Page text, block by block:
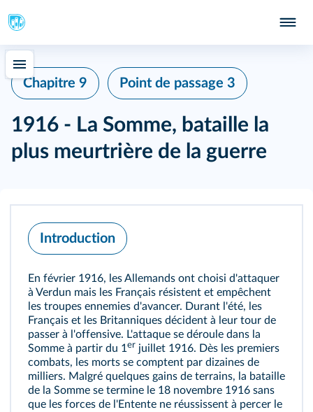
Chapitre 9 Point de passage 3
1916 - La Somme, bataille la
plus meurtrière de la guerre
Introduction
En février 1916, les Allemands ont choisi d'attaquer
à Verdun mais les Français résistent et empêchent
les troupes ennemies d'avancer. Durant l'été, les
Français et les Britanniques décident à leur tour de
passer à l'offensive. L'attaque se déroule dans la
Somme à partir du 1er juillet 1916. Dès les premiers
combats, les morts se comptent par dizaines de
milliers. Malgré quelques gains de terrains, la bataille
de la Somme se termine le 18 novembre 1916 sans
que les forces de l'Entente ne réussissent à percer le